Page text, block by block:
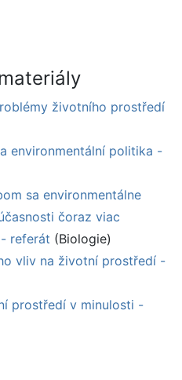
životního prostředí
environmentální politika -
sa environmentálne
čoraz viac
referát (Biologie)
vliv na životní prostředí -
prostředí v minulosti -